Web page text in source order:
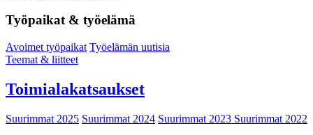
Työpaikat & työelämä
Avoimet työpaikat Työelämän uutisia
Teemat & liitteet
Toimialakatsaukset
Suurimmat 2025 Suurimmat 2024 Suurimmat 2023 Suurimmat 2022